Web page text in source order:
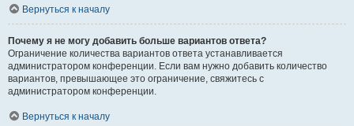
Вернуться к началу
Почему я не могу добавить больше вариантов ответа?
Ограничение количества вариантов ответа устанавливается
администратором конференции. Если вам нужно добавить количество
вариантов, превышающее это ограничение, свяжитесь с
администратором конференции.
Вернуться к началу